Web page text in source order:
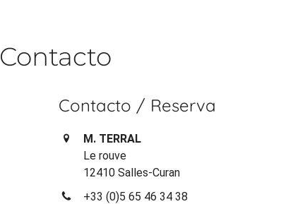
Contacto
Contacto / Reserva
M. TERRAL
Le rouve
12410 Salles-Curan
+33 (0)5 65 46 34 38